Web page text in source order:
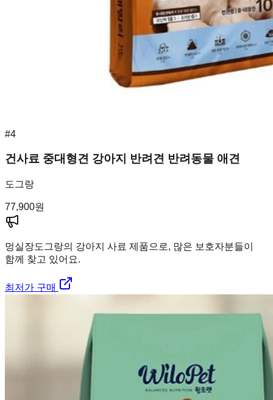
#4
건사료 중대형견 강아지 반려견 반려동물 애견
도그랑
77,900원
멍실장도그랑의 강아지 사료 제품으로, 많은 보호자분들이
함께 찾고 있어요.
최저가 구매